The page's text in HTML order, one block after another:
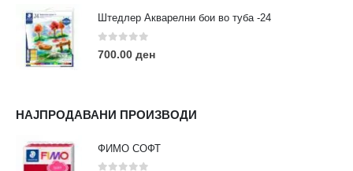
Штедлер Акварелни бои во туба -24
0out of 5
700.00 ден
НАЈПРОДАВАНИ ПРОИЗВОДИ
ФИМО СОФТ